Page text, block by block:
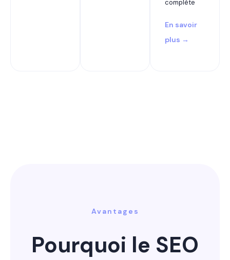
complète
En savoir
plus →
Avantages
Pourquoi le SEO